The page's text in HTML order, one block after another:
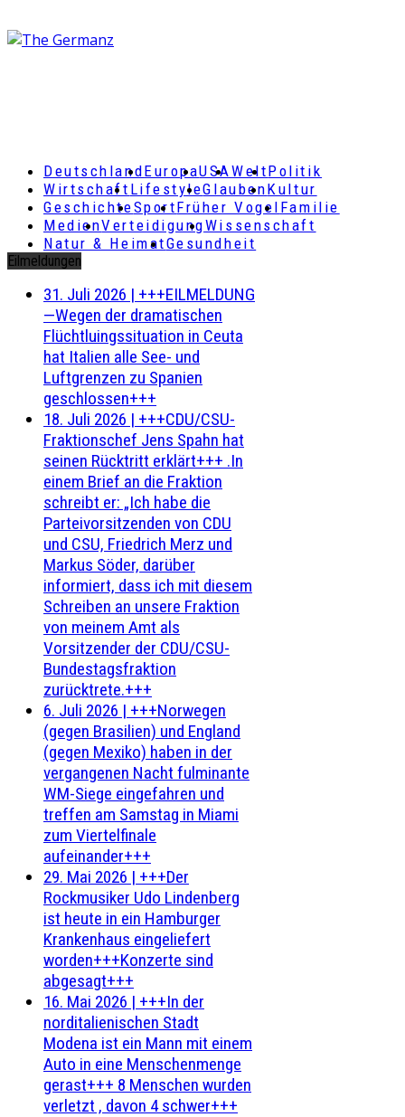
DeutschlandEuropaUSAWeltPolitik
Wirtschaft LifestyleGlaubenKultur
GeschichteSportFrüher Vogel Familie
MedienVerteidigungWissenschaft
Natur & HeimatGesundheit
Eilmeldungen
31. Juli 2026 | +++EILMELDUNG
—Wegen der dramatischen
Flüchtluingssituation in Ceuta
hat Italien alle See- und
Luftgrenzen zu Spanien
geschlossen+++
18. Juli 2026 | +++CDU/CSU-
Fraktionschef Jens Spahn hat
seinen Rücktritt erklärt+++ .In
einem Brief an die Fraktion
schreibt er: „Ich habe die
Parteivorsitzenden von CDU
und CSU, Friedrich Merz und
Markus Söder, darüber
informiert, dass ich mit diesem
Schreiben an unsere Fraktion
von meinem Amt als
Vorsitzender der CDU/CSU-
Bundestagsfraktion
zurücktrete.+++
6. Juli 2026 | +++Norwegen
(gegen Brasilien) und England
(gegen Mexiko) haben in der
vergangenen Nacht fulminante
WM-Siege eingefahren und
treffen am Samstag in Miami
zum Viertelfinale
aufeinander+++
29. Mai 2026 | +++Der
Rockmusiker Udo Lindenberg
ist heute in ein Hamburger
Krankenhaus eingeliefert
worden+++Konzerte sind
abgesagt+++
16. Mai 2026 | +++In der
norditalienischen Stadt
Modena ist ein Mann mit einem
Auto in eine Menschenmenge
gerast+++ 8 Menschen wurden
verletzt , davon 4 schwer+++